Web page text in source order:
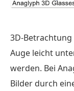
3D-
Auge leicht
werden. Bei
Bilder durch